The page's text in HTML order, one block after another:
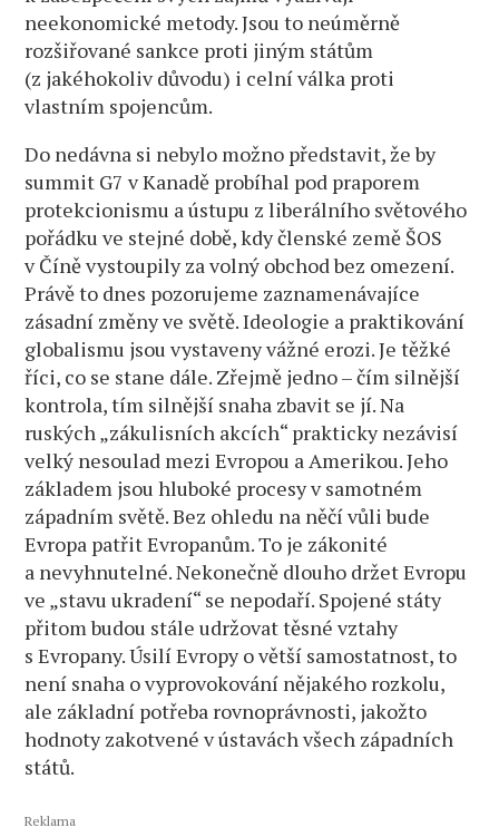
neekonomické metody. Jsou to neúměrně
rozšiřované sankce proti jiným státům
(z jakéhokoliv důvodu) i celní válka proti
vlastním spojencům.
Do nedávna si nebylo možno představit, že by
summit G7 v Kanadě probíhal pod praporem
protekcionismu a ústupu z liberálního světového
pořádku ve stejné době, kdy členské země ŠOS
v Číně vystoupily za volný obchod bez omezení.
Právě to dnes pozorujeme zaznamenávajíce
zásadní změny ve světě. Ideologie a praktikování
globalismu jsou vystaveny vážné erozi. Je těžké
říci, co se stane dále. Zřejmě jedno – čím silnější
kontrola, tím silnější snaha zbavit se jí. Na
ruských „zákulisních akcích“ prakticky nezávisí
velký nesoulad mezi Evropou a Amerikou. Jeho
základem jsou hluboké procesy v samotném
západním světě. Bez ohledu na něčí vůli bude
Evropa patřit Evropanům. To je zákonité
a nevyhnutelné. Nekonečně dlouho držet Evropu
ve „stavu ukradení“ se nepodaří. Spojené státy
přitom budou stále udržovat těsné vztahy
s Evropany. Úsilí Evropy o větší samostatnost, to
není snaha o vyprovokování nějakého rozkolu,
ale základní potřeba rovnoprávnosti, jakožto
hodnoty zakotvené v ústavách všech západních
států.
Reklama